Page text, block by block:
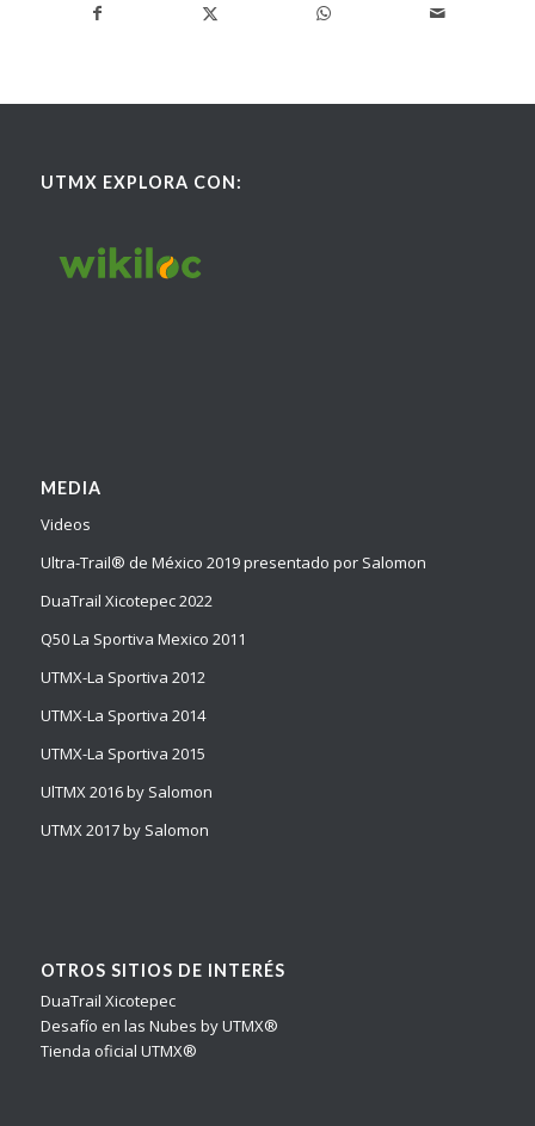
UTMX EXPLORA CON:
MEDIA
Videos
Ultra-Trail® de México 2019 presentado por Salomon
DuaTrail Xicotepec 2022
Q50 La Sportiva Mexico 2011
UTMX-La Sportiva 2012
UTMX-La Sportiva 2014
UTMX-La Sportiva 2015
UlTMX 2016 by Salomon
UTMX 2017 by Salomon
OTROS SITIOS DE INTERÉS
DuaTrail Xicotepec
Desafío en las Nubes by UTMX®
Tienda oficial UTMX®